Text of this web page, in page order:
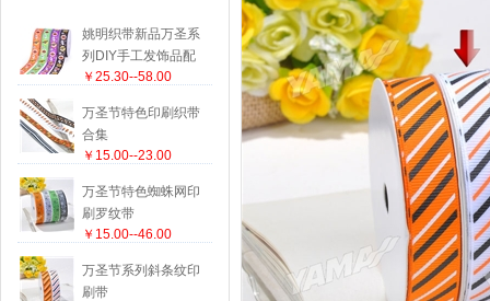
姚明织带新品万圣系
列DIY手工发饰品配
件直销25mm
￥25.30--58.00
万圣节特色印刷织带
合集
￥15.00--23.00
万圣节特色蜘蛛网印
刷罗纹带
￥15.00--46.00
万圣节系列斜条纹印
刷带